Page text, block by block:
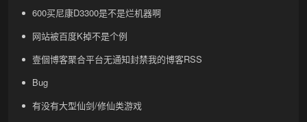
600买尼康D3300是不是烂机器啊
网站被百度K掉不是个例
壹個博客聚合平台无通知封禁我的博客RSS
Bug
有没有大型仙剑/修仙类游戏